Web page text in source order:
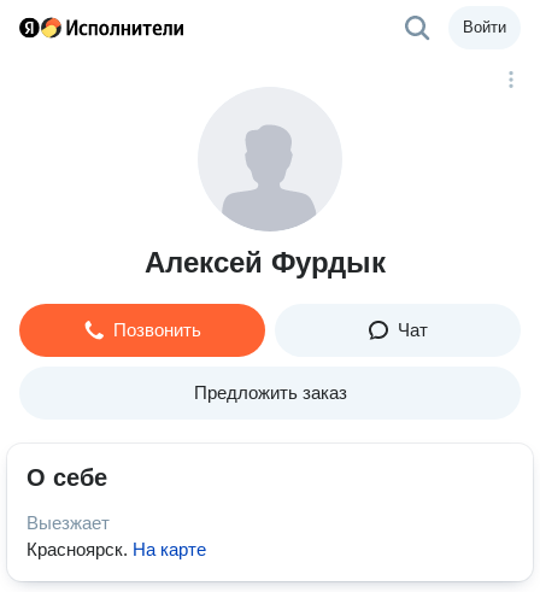
Войти
Алексей Фурдык
Позвонить Чат
Предложить заказ
О себе
Выезжает
Красноярск. На карте